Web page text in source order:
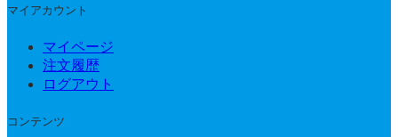
マイアカウント
マイページ
注文履歴
ログアウト
コンテンツ